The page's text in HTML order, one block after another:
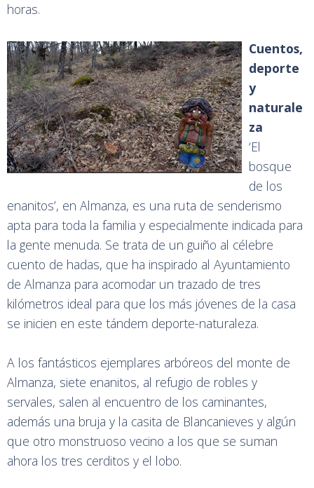
horas.
Cuentos,
deporte
y
naturale
za
‘El
bosque
de los
enanitos’, en Almanza, es una ruta de senderismo
apta para toda la familia y especialmente indicada para
la gente menuda. Se trata de un guiño al célebre
cuento de hadas, que ha inspirado al Ayuntamiento
de Almanza para acomodar un trazado de tres
kilómetros ideal para que los más jóvenes de la casa
se inicien en este tándem deporte-naturaleza.
A los fantásticos ejemplares arbóreos del monte de
Almanza, siete enanitos, al refugio de robles y
servales, salen al encuentro de los caminantes,
además una bruja y la casita de Blancanieves y algún
que otro monstruoso vecino a los que se suman
ahora los tres cerditos y el lobo.